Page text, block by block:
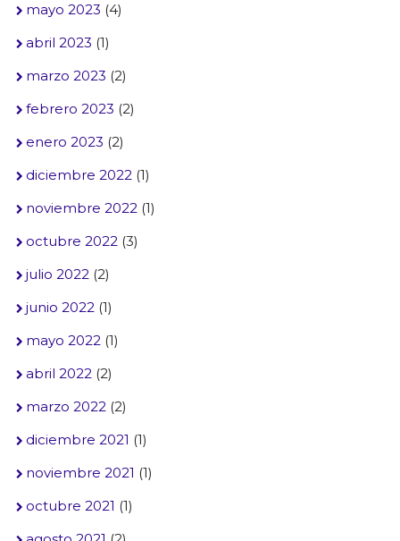
mayo 2023 (4)
abril 2023 (1)
marzo 2023 (2)
febrero 2023 (2)
enero 2023 (2)
diciembre 2022(1)
noviembre 2022(1)
octubre 2022(3)
julio 2022(2)
junio 2022(1)
mayo 2022(1)
abril 2022(2)
marzo 2022(2)
diciembre 2021 (1)
noviembre 2021 (1)
octubre 2021 (1)